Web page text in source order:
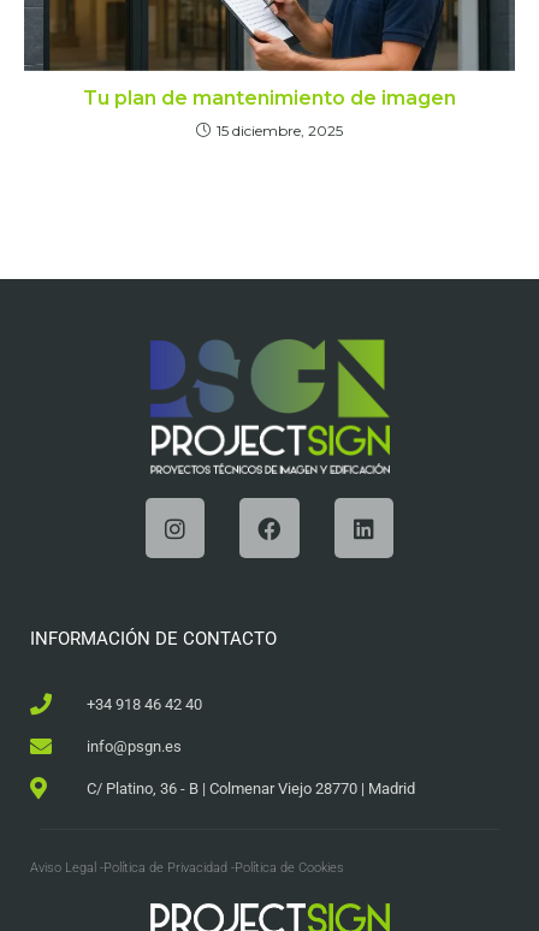
Tu plan de mantenimiento de imagen
15 diciembre, 2025
INFORMACIÓN DE CONTACTO
+34 918 46 42 40
info@psgn.es
C/ Platino, 36 - B | Colmenar Viejo 28770 | Madrid
Aviso Legal -Política de Privacidad -Política de Cookies